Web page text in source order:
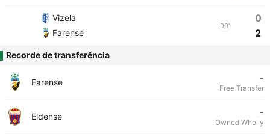
Vizela
Farense
90'
0
2
Recorde de transferência
Farense -
Free Transfer
Eldense -
Owned Wholly